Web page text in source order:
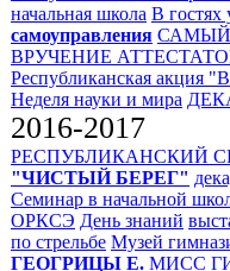
начальная школа В гостях
самоуправления
ВРУЧЕНИЕ
Республиканская акция
Неделя науки и мира
2016-2017
РЕСПУБЛИКАНСКИЙ
"ЧИСТЫЙ БЕРЕГ"
Семинар в начальной
ОРКСЭ День знаний
по стрельбе Музей
ГЕОГРИЦЫ Е. МИСС